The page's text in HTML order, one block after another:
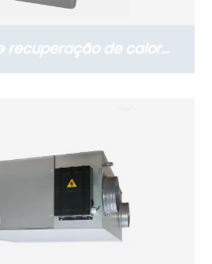
recuperação de calor
m3/h)